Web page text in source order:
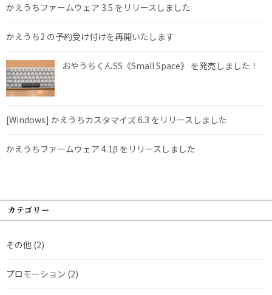
かえうちファームウェア 3.5 をリリースしました
かえうち2 の予約受け付けを再開いたします
おやうちくんSS《Small Space》 を発売しました！
[Windows] かえうちカスタマイズ 6.3 をリリースしました
かえうちファームウェア 4.1β をリリースしました
カテゴリー
その他 (2)
プロモーション (2)